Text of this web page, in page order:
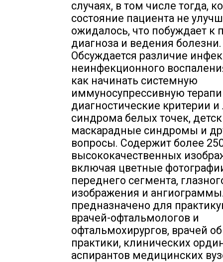
случаях, в том числе тогда,
состояние пациента не
ожидалось, что побуждает к
диагноза и ведения болезни.
Обсуждается различие
неинфекционного
как начинать системную
иммуносупрессивную
диагностические критерии
синдрома белых точек,
маскарадные синдромы и
вопросы. Содержит более
высококачественных
включая цветные
переднего сегмента,
изображения и
предназначено для
врачей-офтальмологов и
офтальмохирургов, врачей
практики, клинических
аспирантов медицинских